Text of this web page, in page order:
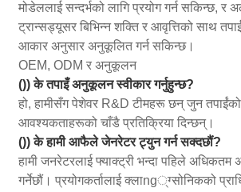
मोडेललाई सन्दर्भको लागि प्रयोग गर्न सकिन्छ, र
ट्रान्सड्यूसर बिभिन्न शक्ति र आवृत्तिको साथ
आकार अनुसार अनुकूलित गर्न सकिन्छ।
OEM, ODM र अनुकूलन
()) के तपाइँ अनुकूलन स्वीकार गर्नुहुन्छ?
हो, हामीसँग पेशेवर R&D टीमहरू छन् जुन
आवश्यकताहरूको चाँडै प्रतिक्रिया दिन्छन्।
()) के हामी आफैले जेनरेटर ट्युन गर्न सक्दछौं?
हामी जनरेटरलाई फ्याक्ट्री भन्दा पहिले अधिकतम
गर्नेछौं। प्रयोगकर्तालाई क्लाng्ग्सोनिकको